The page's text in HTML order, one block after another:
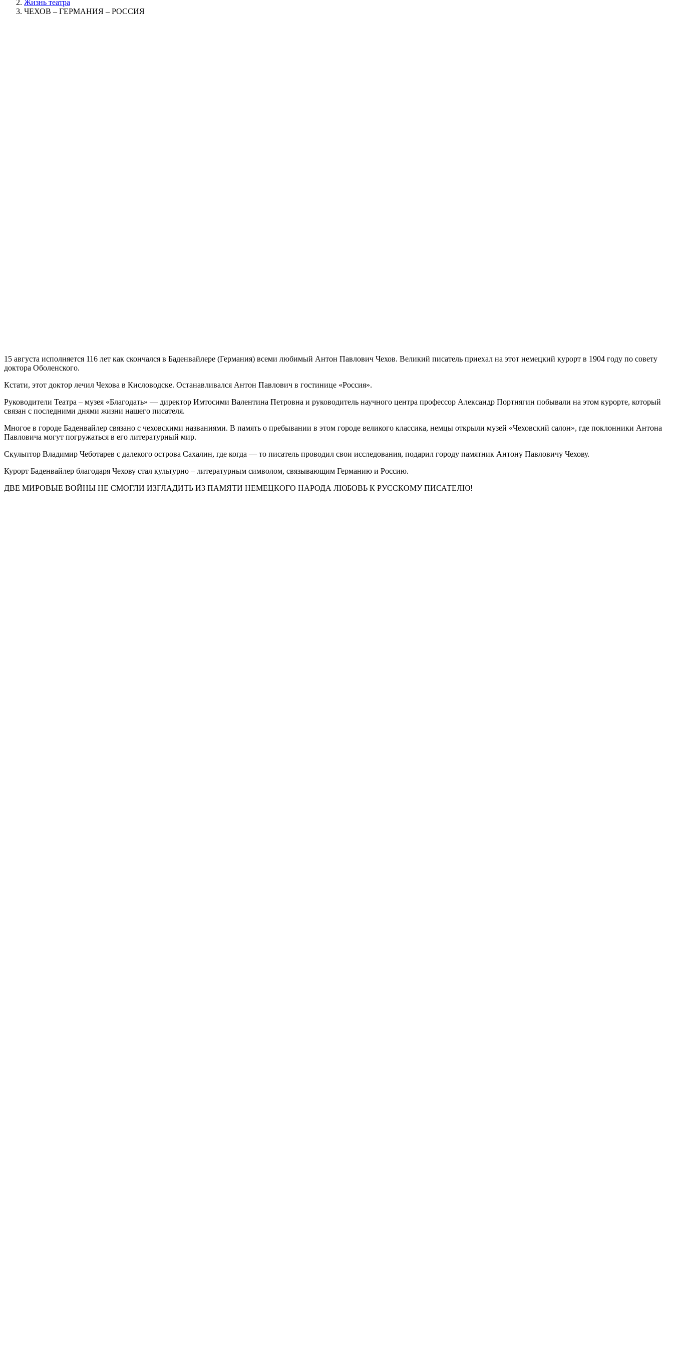
Жизнь театра
ЧЕХОВ – ГЕРМАНИЯ – РОССИЯ
15 августа исполняется 116 лет как скончался в Баденвайлере (Германия) всеми любимый Антон Павлович Чехов. Великий писатель приехал на этот немецкий курорт в 1904 году по совету
доктора Оболенского.
Кстати, этот доктор лечил Чехова в Кисловодске. Останавливался Антон Павлович в гостинице «Россия».
Руководители Театра – музея «Благодать» — директор Имтосими Валентина Петровна и руководитель научного центра профессор Александр Портнягин побывали на этом курорте, который
связан с последними днями жизни нашего писателя.
Многое в городе Баденвайлер связано с чеховскими названиями. В память о пребывании в этом городе великого классика, немцы открыли музей «Чеховский салон», где поклонники Антона
Павловича могут погружаться в его литературный мир.
Скульптор Владимир Чеботарев с далекого острова Сахалин, где когда — то писатель проводил свои исследования, подарил городу памятник Антону Павловичу Чехову.
Курорт Баденвайлер благодаря Чехову стал культурно – литературным символом, связывающим Германию и Россию.
ДВЕ МИРОВЫЕ ВОЙНЫ НЕ СМОГЛИ ИЗГЛАДИТЬ ИЗ ПАМЯТИ НЕМЕЦКОГО НАРОДА ЛЮБОВЬ К РУССКОМУ ПИСАТЕЛЮ!